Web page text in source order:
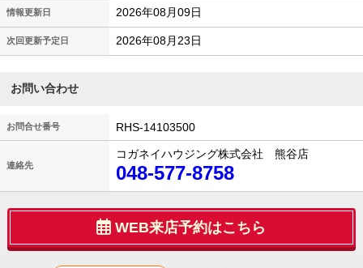
情報更新日 2026年08月09日
次回更新予定日 2026年08月23日
お問い合わせ
お問合せ番号 RHS-14103500
連絡先
コガネイハウジング株式会社 熊谷店
048-577-8758
WEB来店予約はこちら